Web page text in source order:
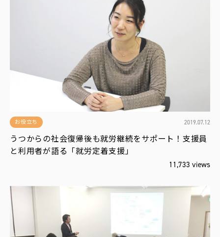
運
お役立ち 2019.07.12
うつからの社会復帰後も就労継続をサポート！支援員
と利用者が語る「就労定着支援」
11,733 views